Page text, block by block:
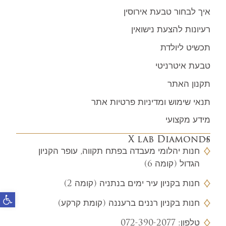
איך לבחור טבעת אירוסין
רעיונות להצעת נישואין
תכשיט ליולדת
טבעת איטרניטי
תקנון האתר
תנאי שימוש ומדיניות פרטיות אתר
מידע מקצועי
X lab Diamonds
חנות יהלומי מעבדה בפתח תקווה, עופר הקניון
הגדול (קומה 6)
חנות בקניון עיר ימים בנתניה (קומה 2)
חנות בקניון רננים ברעננה (קומת קרקע)
טלפון:072-390-2077